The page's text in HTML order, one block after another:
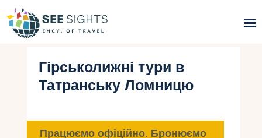
Пошук турів
Гарячі тури
Типи Турів
Гірськолижні тури в
Татранську Ломницю
Працюємо офіційно. Бронюємо